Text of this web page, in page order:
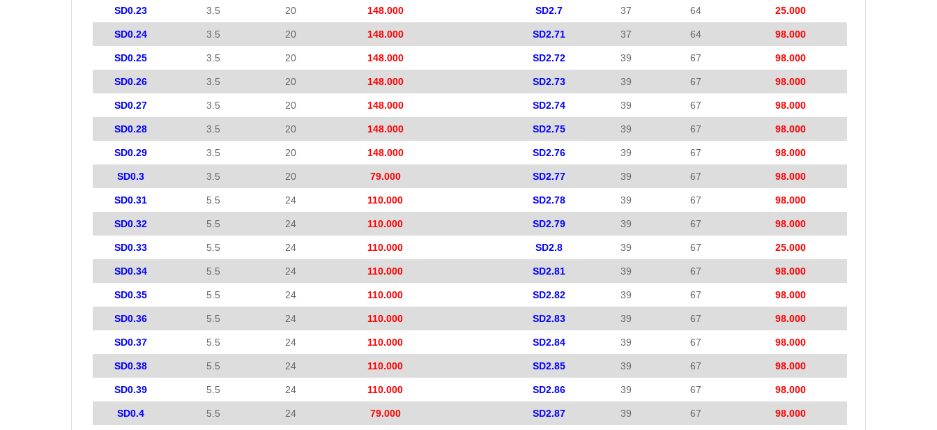
SD0.23 3.5 20 148.000 SD2.7 37 64 25.000
SD0.24 3.5 20 148.000 SD2.71 37 64 98.000
SD0.25 3.5 20 148.000 SD2.72 39 67 98.000
SD0.26 3.5 20 148.000 SD2.73 39 67 98.000
SD0.27 3.5 20 148.000 SD2.74 39 67 98.000
SD0.28 3.5 20 148.000 SD2.75 39 67 98.000
SD0.29 3.5 20 148.000 SD2.76 39 67 98.000
SD0.3 3.5 20 79.000 SD2.77 39 67 98.000
SD0.31 5.5 24 110.000 SD2.78 39 67 98.000
SD0.32 5.5 24 110.000 SD2.79 39 67 98.000
SD0.33 5.5 24 110.000 SD2.8 39 67 25.000
SD0.34 5.5 24 110.000 SD2.81 39 67 98.000
SD0.35 5.5 24 110.000 SD2.82 39 67 98.000
SD0.36 5.5 24 110.000 SD2.83 39 67 98.000
SD0.37 5.5 24 110.000 SD2.84 39 67 98.000
SD0.38 5.5 24 110.000 SD2.85 39 67 98.000
SD0.39 5.5 24 110.000 SD2.86 39 67 98.000
SD0.4 5.5 24 79.000 SD2.87 39 67 98.000